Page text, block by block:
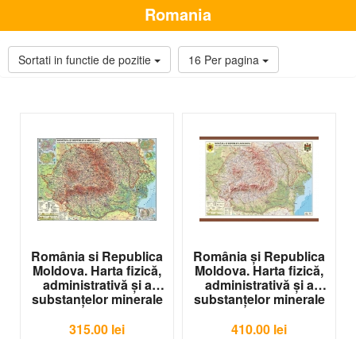
Romania
Sortati in functie de pozitie 16 Per pagina
România si Republica
Moldova. Harta fizică,
administrativă şi a
substanţelor minerale
utile-1400x1000 mm
G-HR01
315.00 lei
România şi Republica
Moldova. Harta fizică,
administrativă şi a
substanţelor minerale
utile -1600x1200 mm
G-HR02
410.00 lei